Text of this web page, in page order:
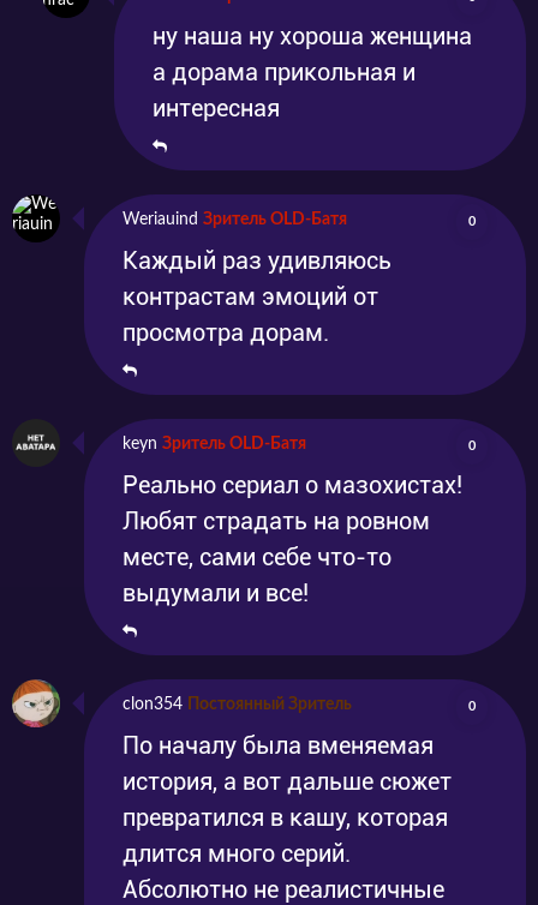
ну наша ну хороша женщина
а дорама прикольная и
интересная
Weriauind Зритель OLD-Батя 0
Каждый раз удивляюсь
контрастам эмоций от
просмотра дорам.
keyn Зритель OLD-Батя 0
Реально сериал о мазохистах!
Любят страдать на ровном
месте, сами себе что-то
выдумали и все!
clon354 Постоянный Зритель 0
По началу была вменяемая
история, а вот дальше сюжет
превратился в кашу, которая
длится много серий.
Абсолютно не реалистичные